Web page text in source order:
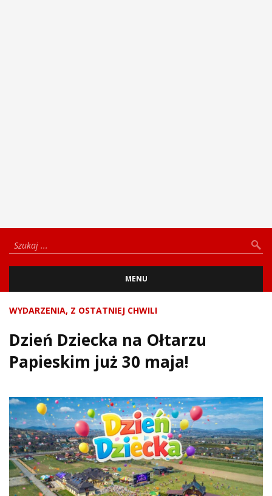
MENU
WYDARZENIA, Z OSTATNIEJ CHWILI
Dzień Dziecka na Ołtarzu
Papieskim już 30 maja!